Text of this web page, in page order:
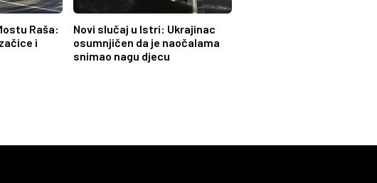
Raša:
i
Novi slučaj u Istri: Ukrajinac
osumnjičen da je naočalama
snimao nagu djecu